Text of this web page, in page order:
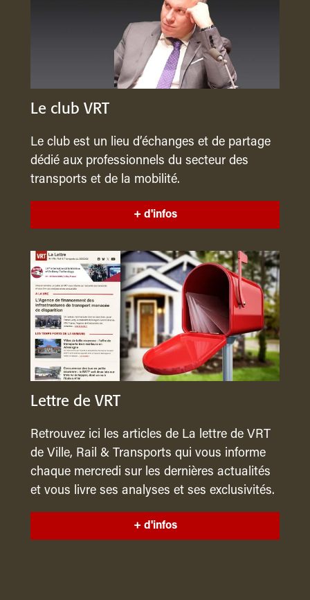
Le club VRT
Le club est un lieu d’échanges et de partage
dédié aux professionnels du secteur des
transports et de la mobilité.
+ d'infos
Lettre de VRT
Retrouvez ici les articles de La lettre de VRT
de Ville, Rail & Transports qui vous informe
chaque mercredi sur les dernières actualités
et vous livre ses analyses et ses exclusivités.
+ d'infos